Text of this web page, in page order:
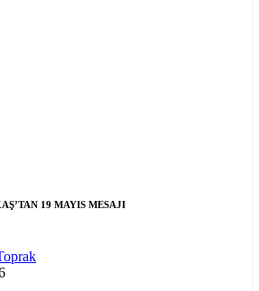
19 MAYIS MESAJI